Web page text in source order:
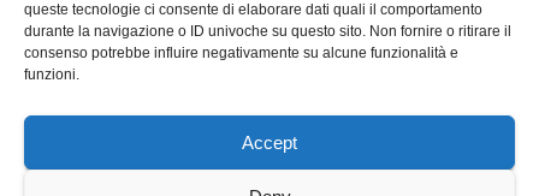
queste tecnologie ci consente di elaborare dati quali il comportamento
durante la navigazione o ID univoche su questo sito. Non fornire o ritirare il
consenso potrebbe influire negativamente su alcune funzionalità e
funzioni.
Accept
Proudly powered by WordPress|Tema: Newspaperex di